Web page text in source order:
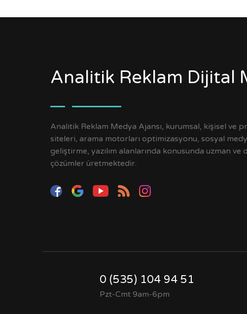
Analitik Reklam Dijital
Analitik Reklam Medya Ajansı, kurumsal, kişisel ve
siteleri, arama motorları optimizasyonu, sosyal
geliştirme, yazılım alanlarında konusunda uzman
çözümler üretmektedir.
0 (535) 104 94 51
Pzt-Cmt 9am-6pm